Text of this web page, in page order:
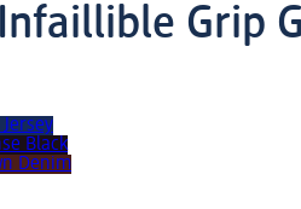
Grip
Black
Denim